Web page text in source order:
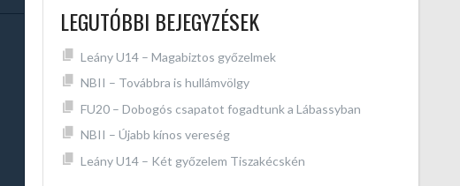
LEGUTÓBBI BEJEGYZÉSEK
Leány U14 – Magabiztos győzelmek
NBII – Továbbra is hullámvölgy
FU20 – Dobogós csapatot fogadtunk a Lábassyban
NBII – Újabb kínos vereség
Leány U14 – Két győzelem Tiszakécskén